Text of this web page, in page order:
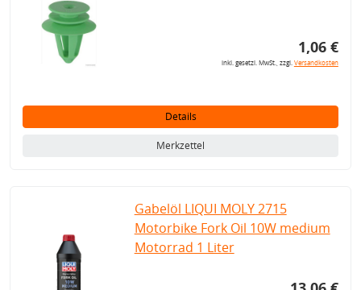
1,06 €
inkl. gesetzl. MwSt., zzgl.Versandkosten
Details
Merkzettel
Gabelöl LIQUI MOLY 2715
Motorbike Fork Oil 10W medium
Motorrad 1 Liter